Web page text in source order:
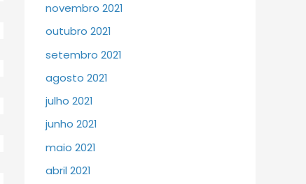
novembro 2021
outubro 2021
setembro 2021
agosto 2021
julho 2021
junho 2021
maio 2021
abril 2021